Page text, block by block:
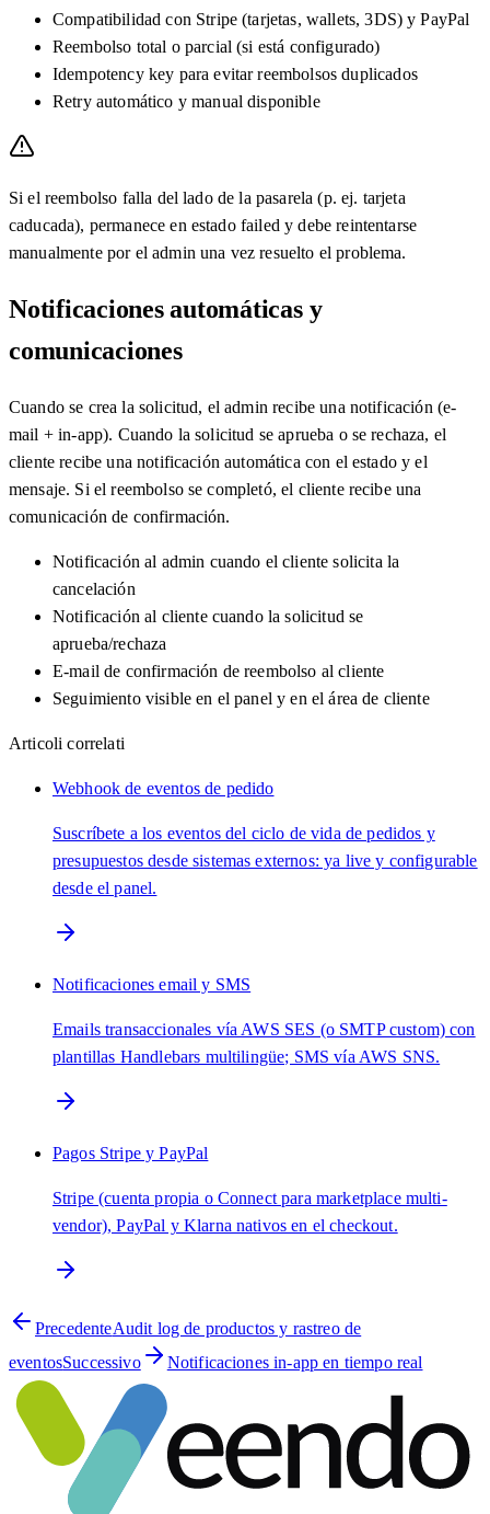
Compatibilidad con Stripe (tarjetas, wallets, 3DS) y PayPal
Reembolso total o parcial (si está configurado)
Idempotency key para evitar reembolsos duplicados
Retry automático y manual disponible
Si el reembolso falla del lado de la pasarela (p. ej. tarjeta
caducada), permanece en estado failed y debe reintentarse
manualmente por el admin una vez resuelto el problema.
Notificaciones automáticas y
comunicaciones
Cuando se crea la solicitud, el admin recibe una notificación (e-
mail + in-app). Cuando la solicitud se aprueba o se rechaza, el
cliente recibe una notificación automática con el estado y el
mensaje. Si el reembolso se completó, el cliente recibe una
comunicación de confirmación.
Notificación al admin cuando el cliente solicita la
cancelación
Notificación al cliente cuando la solicitud se
aprueba/rechaza
E-mail de confirmación de reembolso al cliente
Seguimiento visible en el panel y en el área de cliente
Articoli correlati
Webhook de eventos de pedido
Suscríbete a los eventos del ciclo de vida de pedidos y
presupuestos desde sistemas externos: ya live y configurable
desde el panel.
Notificaciones email y SMS
Emails transaccionales vía AWS SES (o SMTP custom) con
plantillas Handlebars multilingüe; SMS vía AWS SNS.
Pagos Stripe y PayPal
Stripe (cuenta propia o Connect para marketplace multi-
vendor), PayPal y Klarna nativos en el checkout.
PrecedenteAudit log de productos y rastreo de
eventosSuccessivo Notificaciones in-app en tiempo real